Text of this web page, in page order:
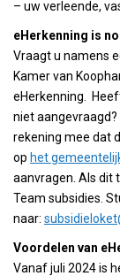
– uw verleende,
eHerkenning is
Vraagt u namens
Kamer van
eHerkenning.
niet
rekening mee dat
op het
aanvragen. Als dit
Team subsidies.
naar:
Voordelen van
Vanaf juli 2024 is